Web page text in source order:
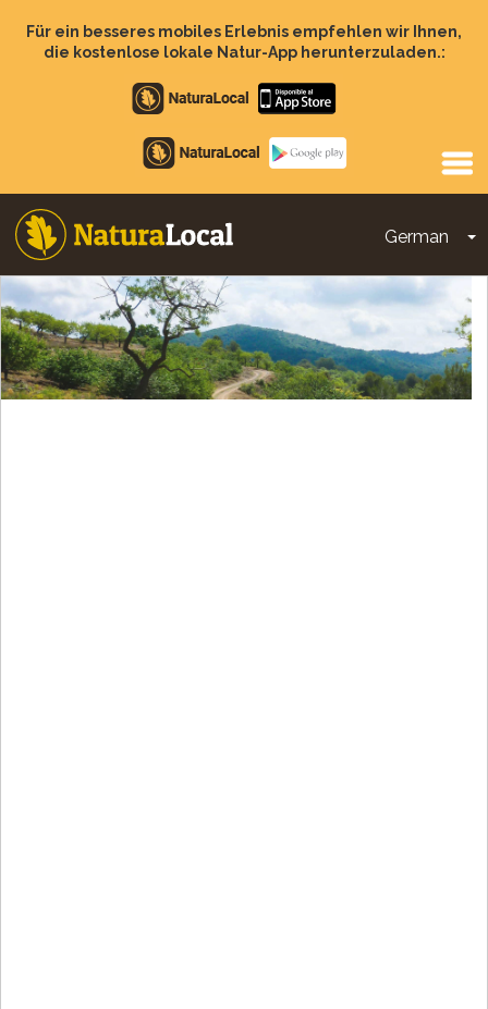
zumFür ein besseres mobiles Erlebnis empfehlen wir Ihnen,
die kostenlose lokale Natur-App herunterzuladen.:
Apple
store
Google
Play
German
Main
navigation